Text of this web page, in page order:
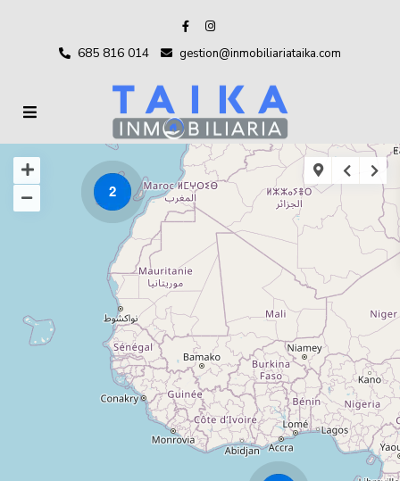
685 816 014 gestion@inmobiliariataika.com
2